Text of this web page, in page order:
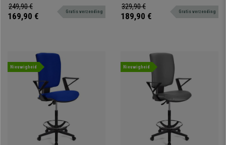
voetsteun, resistent en comfortabel.
249,90 €
169,90 € Gratis verzending
voetsteun, resistent en comfortabel.
329,90 €
189,90 € Gratis verzending
Nieuwigheid Nieuwigheid